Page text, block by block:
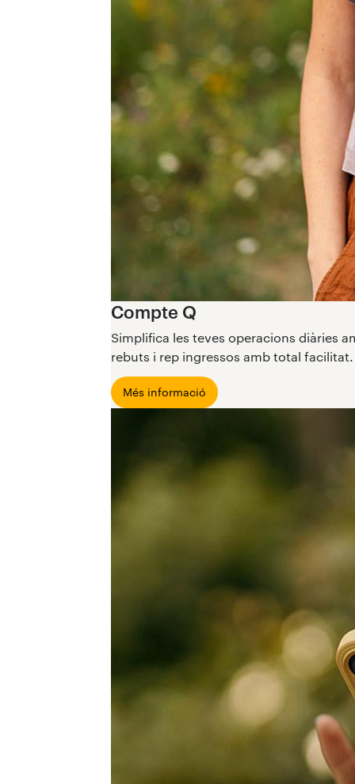
Compte Q
Simplifica les teves operacions diàries
rebuts i rep ingressos amb total facilitat.
Més informació